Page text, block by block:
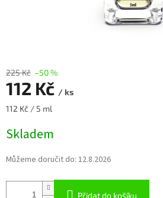
225 Kč –50 %
112 Kč / ks
Měrná
112 Kč / 5 ml
Skladem
Můžeme doručit do: 12.8.2026
Přidat do košíku